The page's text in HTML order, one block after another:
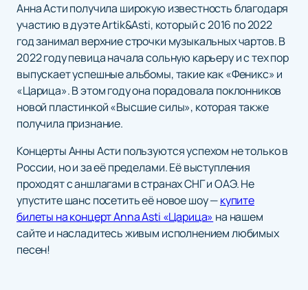
Анна Асти получила широкую известность благодаря
участию в дуэте Artik&Asti, который с 2016 по 2022
год занимал верхние строчки музыкальных чартов. В
2022 году певица начала сольную карьеру и с тех пор
выпускает успешные альбомы, такие как «Феникс» и
«Царица». В этом году она порадовала поклонников
новой пластинкой «Высшие силы», которая также
получила признание.
Концерты Анны Асти пользуются успехом не только в
России, но и за её пределами. Её выступления
проходят с аншлагами в странах СНГ и ОАЭ. Не
упустите шанс посетить её новое шоу —купите
билеты на концерт Anna Asti «Царица» на нашем
сайте и насладитесь живым исполнением любимых
песен!